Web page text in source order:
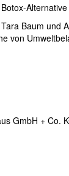
Alternative
Baum und
von
GmbH + Co.